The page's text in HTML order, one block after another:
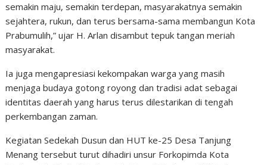
semakin maju, semakin terdepan, masyarakatnya semakin
sejahtera, rukun, dan terus bersama-sama membangun Kota
Prabumulih,” ujar H. Arlan disambut tepuk tangan meriah
masyarakat.
Ia juga mengapresiasi kekompakan warga yang masih
menjaga budaya gotong royong dan tradisi adat sebagai
identitas daerah yang harus terus dilestarikan di tengah
perkembangan zaman.
Kegiatan Sedekah Dusun dan HUT ke-25 Desa Tanjung
Menang tersebut turut dihadiri unsur Forkopimda Kota